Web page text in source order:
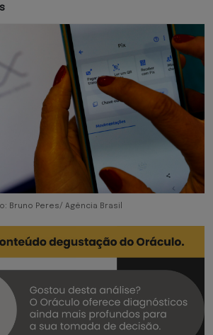
Bruno Peres/ Agência Brasil